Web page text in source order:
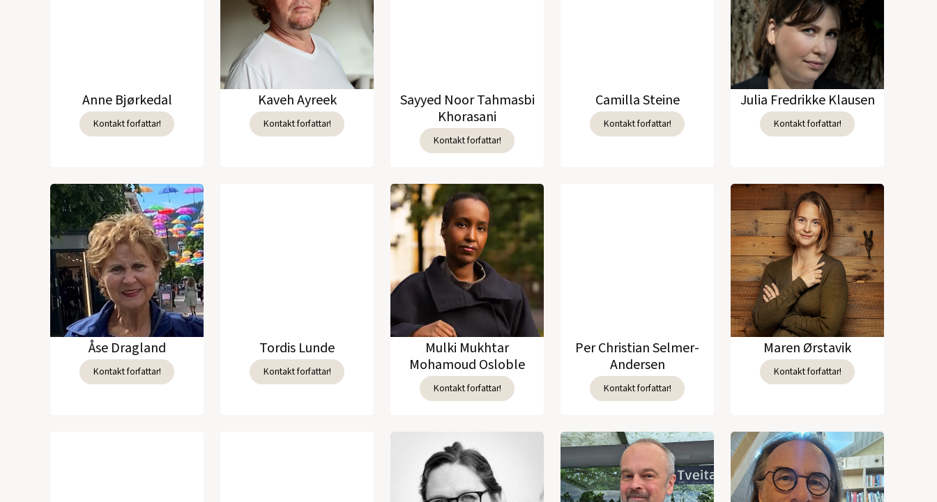
Anne Bjørkedal
Kontakt forfattar!
Kaveh Ayreek
Kontakt forfattar!
Sayyed Noor Tahmasbi
Khorasani
Kontakt forfattar!
Camilla Steine
Kontakt forfattar!
Julia Fredrikke Klausen
Kontakt forfattar!
Åse Dragland
Kontakt forfattar!
Tordis Lunde
Kontakt forfattar!
Mulki Mukhtar
Mohamoud Osloble
Kontakt forfattar!
Per Christian Selmer-
Andersen
Kontakt forfattar!
Maren Ørstavik
Kontakt forfattar!